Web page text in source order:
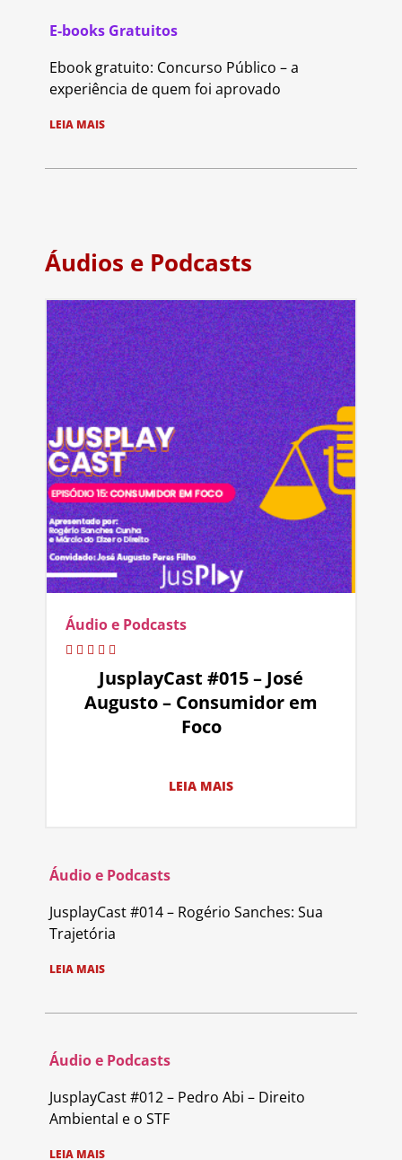
E-books Gratuitos
Ebook gratuito: Concurso Público – a
experiência de quem foi aprovado
LEIA MAIS
Áudios e Podcasts
Áudio e Podcasts
JusplayCast #015 – José
Augusto – Consumidor em
Foco
LEIA MAIS
Áudio e Podcasts
JusplayCast #014 – Rogério Sanches: Sua
Trajetória
LEIA MAIS
Áudio e Podcasts
JusplayCast #012 – Pedro Abi – Direito
Ambiental e o STF
LEIA MAIS